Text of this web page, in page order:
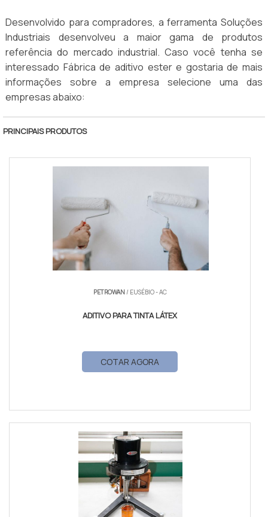
Desenvolvido para compradores, a ferramenta Soluções
Industriais desenvolveu a maior gama de produtos
referência do mercado industrial. Caso você tenha se
interessado Fábrica de aditivo ester e gostaria de mais
informações sobre a empresa selecione uma das
empresas abaixo:
PRINCIPAIS PRODUTOS
PETROWAN/ EUSÉBIO - AC
ADITIVO PARA TINTA LÁTEX
COTAR AGORA